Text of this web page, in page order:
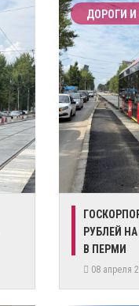
ДОРОГИ И
РУБЛЕЙ
В ПЕРМИ
08 апреля